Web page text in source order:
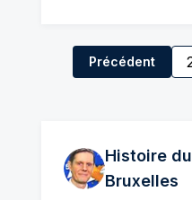
Précédent
Histoire
Bruxelles